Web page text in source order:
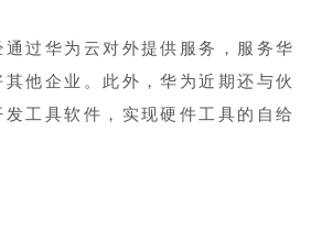
过华为云对外提供服务，服务华
他企业。此外，华为近期还与伙
工具软件，实现硬件工具的自给